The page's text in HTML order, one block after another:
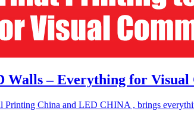
– Everything for Visual
China and LED CHINA , brings